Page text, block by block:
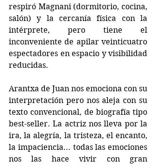
respiró Magnani (dormitorio, cocina,
salón) y la cercanía física con la
intérprete, pero tiene el
inconveniente de apilar veinticuatro
espectadores en espacio y visibilidad
reducidas.
Arantxa de Juan nos emociona con su
interpretación pero nos aleja con su
texto convencional, de biografía tipo
best-seller. La actriz nos lleva por la
ira, la alegría, la tristeza, el encanto,
la impaciencia... todas las emociones
nos las hace vivir con gran